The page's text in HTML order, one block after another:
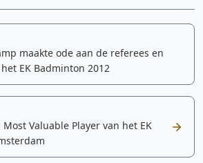
maakte ode aan de referees en
EK Badminton 2012
Valuable Player van het EK